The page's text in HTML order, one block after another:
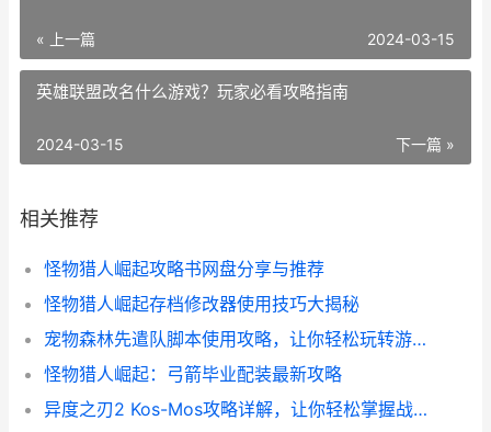
« 上一篇 2024-03-15
英雄联盟改名什么游戏？玩家必看攻略指南
下一篇 »
2024-03-15
相关推荐
怪物猎人崛起攻略书网盘分享与推荐
怪物猎人崛起存档修改器使用技巧大揭秘
宠物森林先遣队脚本使用攻略，让你轻松玩转游戏！
怪物猎人崛起：弓箭毕业配装最新攻略
异度之刃2 Kos-Mos攻略详解，让你轻松掌握战斗技巧